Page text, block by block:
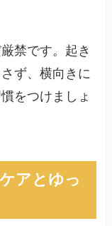
禁です。起き
ず、横向きに
をつけましょ
アとゆっ